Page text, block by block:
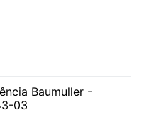
Baumuller -
03